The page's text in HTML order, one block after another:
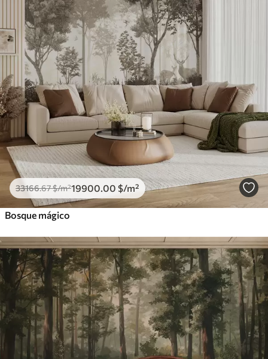
33166.67$/m²19900.00 $/m²
Bosque mágico